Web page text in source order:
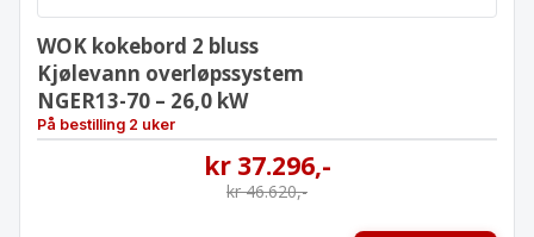
WOK kokebord 2 bluss
Kjølevann overløpssystem
NGER13-70 – 26,0 kW
På bestilling 2 uker
kr37.296,-
kr46.620,-